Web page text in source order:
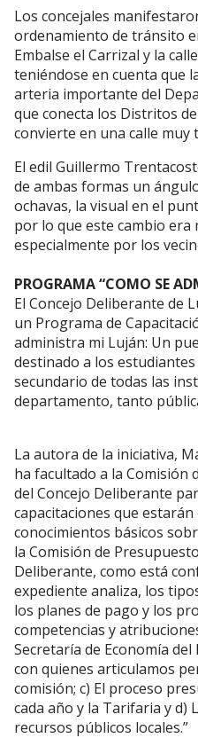
Los concejales
ordenamiento de tránsito
Embalse el Carrizal y la
teniéndose en cuenta que
arteria importante del
que conecta los Distritos
convierte en una calle muy
El edil Guillermo
de ambas formas un
ochavas, la visual en el
por lo que este cambio era
especialmente por los
PROGRAMA “COMO SE
El Concejo Deliberante de
un Programa de
administra mi Luján: Un
destinado a los
secundario de todas las
departamento, tanto
La autora de la iniciativa,
ha facultado a la Comisión
del Concejo Deliberante
capacitaciones que
conocimientos básicos
la Comisión de
Deliberante, como está
expediente analiza, los
los planes de pago y los
competencias y
Secretaría de Economía
con quienes articulamos
comisión; c) El proceso
cada año y la Tarifaria y d)
recursos públicos locales.”